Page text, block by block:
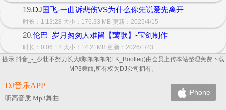
19.DJ国飞-一曲诉悲伤VS为什么你先说爱先离开
时长：1:13:28 大小：176.33 MB 更新：2025/4/15
20.伦巴_岁月匆匆人难留【莺歌】-宝剑制作
时长：0:06:12 大小：14.21MB 更新：2026/1/23
提示:抖音_-_少壮不努力长大哦呐呐呐呐(LK_Bootleg)由会员上传本站整理免费下载
MP3舞曲,所有权为DJ公司拥有。
DJ音乐APP
听高音质 Mp3舞曲
iPhone